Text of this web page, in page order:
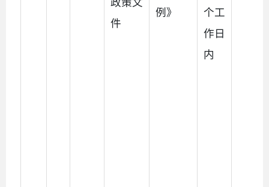
件
例》
个工
作日
内